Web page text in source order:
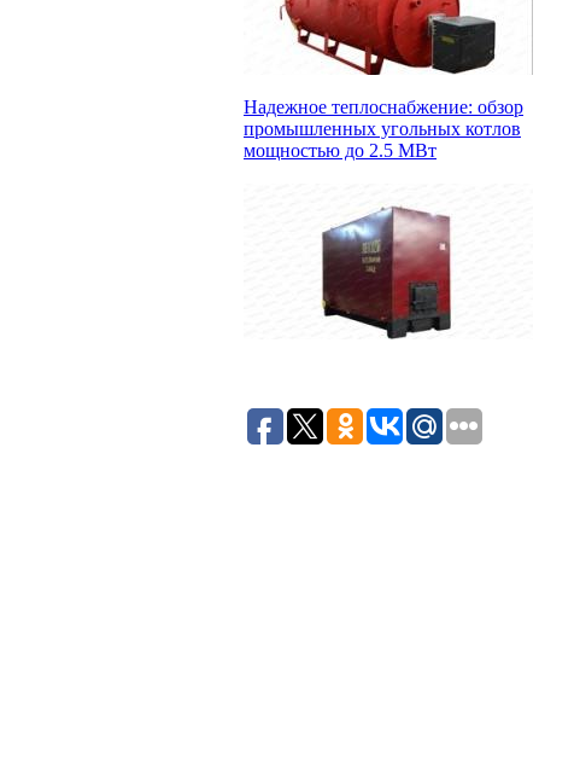
Надежное теплоснабжение: обзор
промышленных угольных котлов
мощностью до 2.5 МВт